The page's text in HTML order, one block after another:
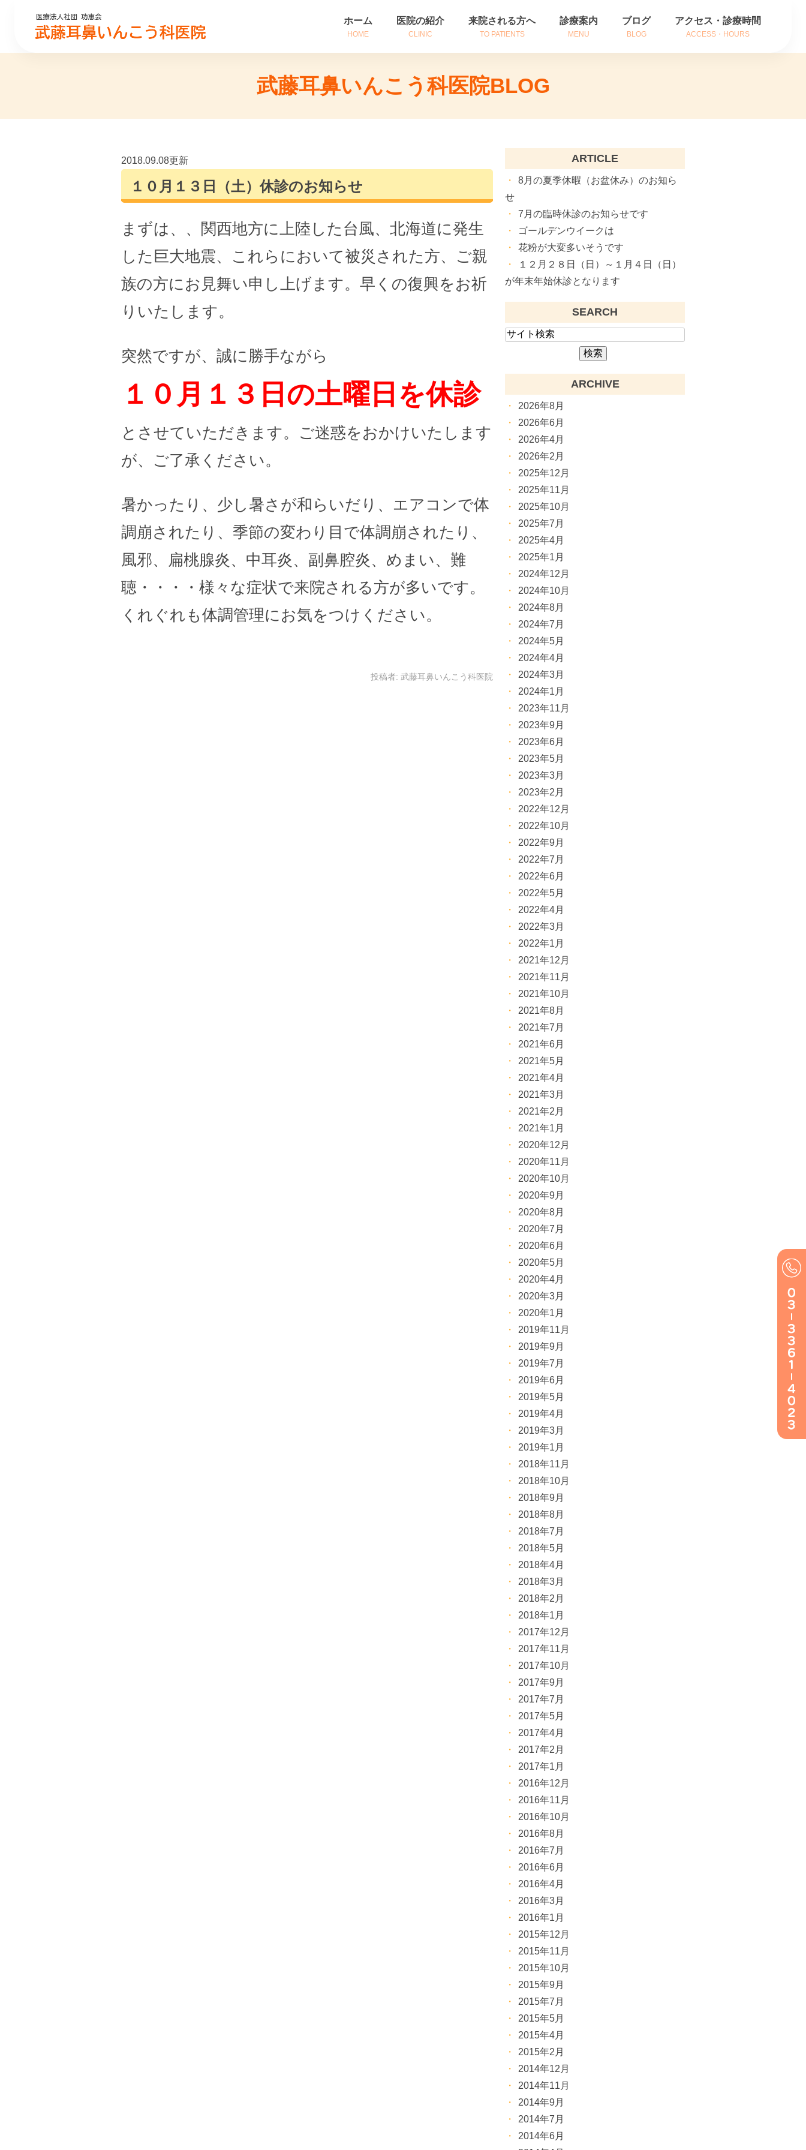
ホーム
HOME
医院の紹介
CLINIC
診療時間・アクセス
来院される方へ
TO PATIENTS
診察券をお持ちの方
診療案内
MENU
鼻の症状
がん治療
補聴器相談
インフルエンザ治療
花粉症でお悩みの方へ
ブログ
BLOG
アクセス・診療時間
ACCESS・HOURS
武藤耳鼻いんこう科医院BLOG
2018.09.08更新
１０月１３日（土）休診のお知らせ
まずは、、関西地方に上陸した台風、北海道に発生
した巨大地震、これらにおいて被災された方、ご親
族の方にお見舞い申し上げます。早くの復興をお祈
りいたします。
突然ですが、誠に勝手ながら
１０月１３日の土曜日を休診
とさせていただきます。ご迷惑をおかけいたします
が、ご了承ください。
暑かったり、少し暑さが和らいだり、エアコンで体
調崩されたり、季節の変わり目で体調崩されたり、
風邪、扁桃腺炎、中耳炎、副鼻腔炎、めまい、難
聴・・・・様々な症状で来院される方が多いです。
くれぐれも体調管理にお気をつけください。
投稿者: 武藤耳鼻いんこう科医院
ARTICLE
8月の夏季休暇（お盆休み）のお知ら
せ
7月の臨時休診のお知らせです
ゴールデンウイークは
花粉が大変多いそうです
１２月２８日（日）～１月４日（日）
が年末年始休診となります
SEARCH
ARCHIVE
2026年8月
2026年6月
2026年4月
2026年2月
2025年12月
2025年11月
2025年10月
2025年7月
2025年4月
2025年1月
2024年12月
2024年10月
2024年8月
2024年7月
2024年5月
2024年4月
2024年3月
2024年1月
2023年11月
2023年9月
2023年6月
2023年5月
2023年3月
2023年2月
2022年12月
2022年10月
2022年9月
2022年7月
2022年6月
2022年5月
2022年4月
2022年3月
2022年1月
2021年12月
2021年11月
2021年10月
2021年8月
2021年7月
2021年6月
2021年5月
2021年4月
2021年3月
2021年2月
2021年1月
2020年12月
2020年11月
2020年10月
2020年9月
2020年8月
2020年7月
2020年6月
2020年5月
2020年4月
2020年3月
2020年1月
2019年11月
2019年9月
2019年7月
2019年6月
2019年5月
2019年4月
2019年3月
2019年1月
2018年11月
2018年10月
2018年9月
2018年8月
2018年7月
2018年5月
2018年4月
2018年3月
2018年2月
2018年1月
2017年12月
2017年11月
2017年10月
2017年9月
2017年7月
2017年5月
2017年4月
2017年2月
2017年1月
2016年12月
2016年11月
2016年10月
2016年8月
2016年7月
2016年6月
2016年4月
2016年3月
2016年1月
2015年12月
2015年11月
2015年10月
2015年9月
2015年7月
2015年5月
2015年4月
2015年2月
2014年12月
2014年11月
2014年9月
2014年7月
2014年6月